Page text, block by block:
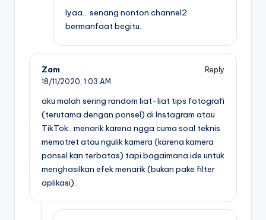
Iyaa… senang nonton channel2
bermanfaat begitu.
Zam
Reply
18/11/2020, 1:03 AM
aku malah sering random liat-liat tips fotografi
(terutama dengan ponsel) di Instagram atau
TikTok.. menarik karena ngga cuma soal teknis
memotret atau ngulik kamera (karena kamera
ponsel kan terbatas) tapi bagaimana ide untuk
menghasilkan efek menarik (bukan pake filter
aplikasi)..